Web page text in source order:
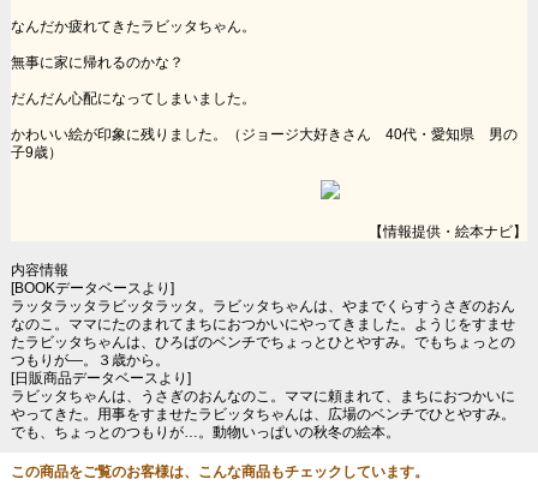
なんだか疲れてきたラビッタちゃん。
無事に家に帰れるのかな？
だんだん心配になってしまいました。
かわいい絵が印象に残りました。（ジョージ大好きさん 40代・愛知県 男の
子9歳）
【情報提供・絵本ナビ】
内容情報
[BOOKデータベースより]
ラッタラッタラビッタラッタ。ラビッタちゃんは、やまでくらすうさぎのおん
なのこ。ママにたのまれてまちにおつかいにやってきました。ようじをすませ
たラビッタちゃんは、ひろばのベンチでちょっとひとやすみ。でもちょっとの
つもりが―。３歳から。
[日販商品データベースより]
ラビッタちゃんは、うさぎのおんなのこ。ママに頼まれて、まちにおつかいに
やってきた。用事をすませたラビッタちゃんは、広場のベンチでひとやすみ。
でも、ちょっとのつもりが…。動物いっぱいの秋冬の絵本。
この商品をご覧のお客様は、こんな商品もチェックしています。